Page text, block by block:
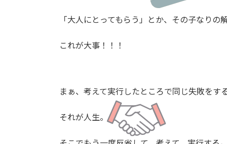
「大人にとってもらう」とか、その子なりの
これが大事！！！
まぁ、考えて実行したところで同じ失敗をす
それが人生。